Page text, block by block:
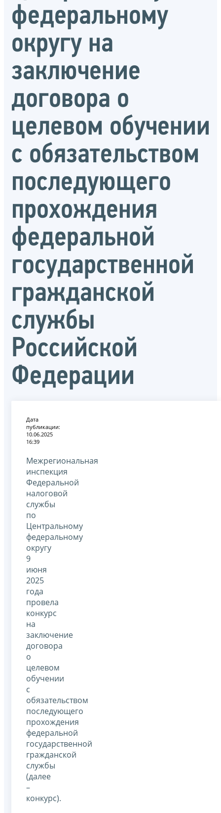
федеральному
округу на
заключение
договора о
целевом обучении
с обязательством
последующего
прохождения
федеральной
государственной
гражданской
службы
Российской
Федерации
Дата
публикации:
10.06.2025
16:39
Межрегиональная
инспекция
Федеральной
налоговой
службы
по
Центральному
федеральному
округу
9
июня
2025
года
провела
конкурс
на
заключение
договора
о
целевом
обучении
с
обязательством
последующего
прохождения
федеральной
государственной
гражданской
службы
(далее
–
конкурс).